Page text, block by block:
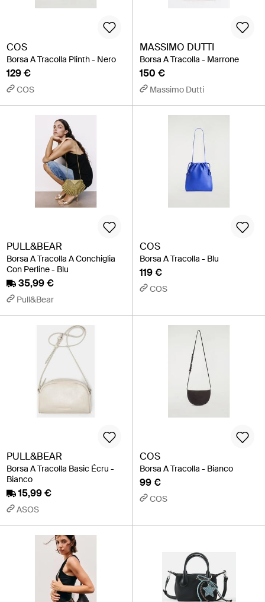
COS
Borsa A Tracolla Plinth - Nero
129 €
COS
MASSIMO DUTTI
Borsa A Tracolla - Marrone
150 €
Massimo Dutti
PULL&BEAR
Borsa A Tracolla A Conchiglia
Con Perline - Blu
35,99 €
Pull&Bear
COS
Borsa A Tracolla - Blu
119 €
COS
PULL&BEAR
Borsa A Tracolla Basic Écru -
Bianco
15,99 €
ASOS
COS
Borsa A Tracolla - Bianco
99 €
COS